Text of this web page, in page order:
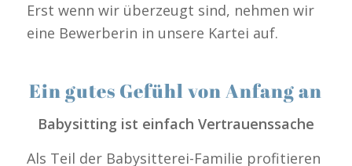
Erst wenn wir überzeugt sind, nehmen wir
eine Bewerberin in unsere Kartei auf.
Ein gutes Gefühl von Anfang an
Babysitting ist einfach Vertrauenssache
Als Teil der Babysitterei-Familie profitieren